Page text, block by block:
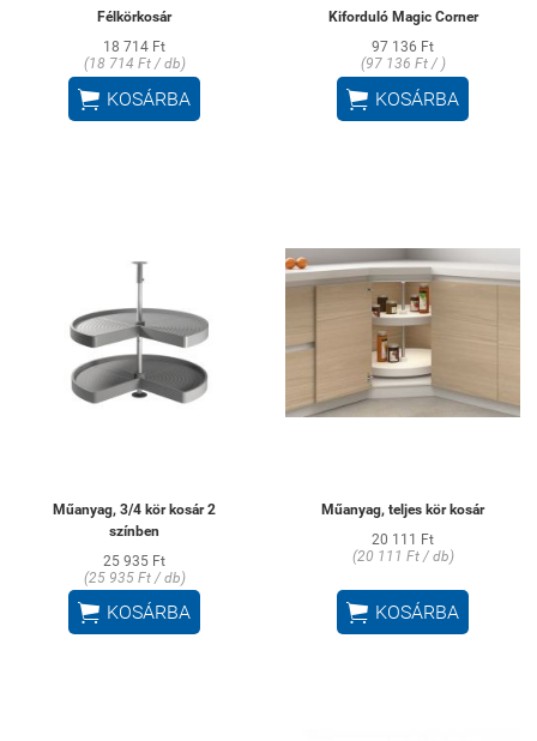
Félkörkosár
18 714 Ft
(18 714 Ft / db)
 KOSÁRBA
Kiforduló Magic Corner
97 136 Ft
(97 136 Ft / )
 KOSÁRBA
Műanyag, 3/4 kör kosár 2
színben
25 935 Ft
(25 935 Ft / db)
 KOSÁRBA
Műanyag, teljes kör kosár
20 111 Ft
(20 111 Ft / db)
 KOSÁRBA